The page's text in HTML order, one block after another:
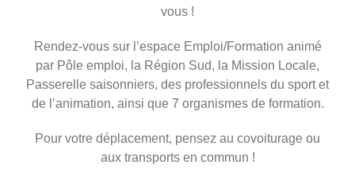
vous !
Rendez-vous sur l’espace Emploi/Formation animé
par Pôle emploi, la Région Sud, la Mission Locale,
Passerelle saisonniers, des professionnels du sport et
de l’animation, ainsi que 7 organismes de formation.
Pour votre déplacement, pensez au covoiturage ou
aux transports en commun !